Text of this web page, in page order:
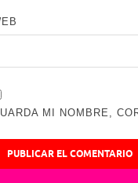
MI NOMBRE,